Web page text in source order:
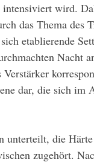
wird.
das Thema des
etablierende
Nacht
dar, die sich im
zugehört.